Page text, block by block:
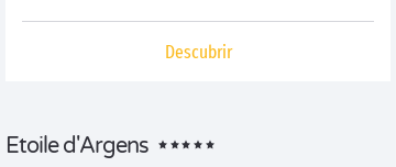
Descubrir
Etoile d'Argens